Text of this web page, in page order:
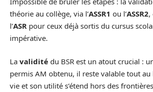
théorie au collège, via l’ASSR1 ou l’ASSR2,
l’ASR pour ceux déjà sortis du cursus
impérative.
La validité du BSR est un atout crucial :
permis AM obtenu, il reste valable tout au
vie et son utilité s’étend hors des